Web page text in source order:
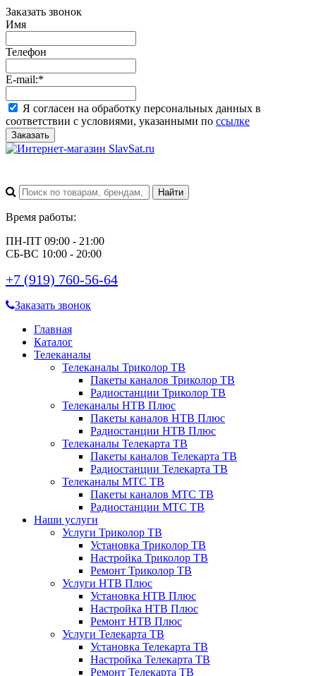
Заказать звонок
Имя
Телефон
E-mail:*
Я согласен на обработку персональных данных в
соответствии с условиями, указанными по ссылке
Заказать
Время работы:
ПН-ПТ 09:00 - 21:00
СБ-ВС 10:00 - 20:00
+7 (919) 760-56-64
Заказать звонок
Главная
Каталог
Телеканалы
Телеканалы Триколор ТВ
Пакеты каналов Триколор ТВ
Радиостанции Триколор ТВ
Телеканалы НТВ Плюс
Пакеты каналов НТВ Плюс
Радиостанции НТВ Плюс
Телеканалы Телекарта ТВ
Пакеты каналов Телекарта ТВ
Радиостанции Телекарта ТВ
Телеканалы МТС ТВ
Пакеты каналов МТС ТВ
Радиостанции МТС ТВ
Наши услуги
Услуги Триколор ТВ
Установка Триколор ТВ
Настройка Триколор ТВ
Ремонт Триколор ТВ
Услуги НТВ Плюс
Установка НТВ Плюс
Настройка НТВ Плюс
Ремонт НТВ Плюс
Услуги Телекарта ТВ
Установка Телекарта ТВ
Настройка Телекарта ТВ
Ремонт Телекарта ТВ